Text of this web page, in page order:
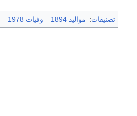
تصنيفات: مواليد 1894 وفيات 1978